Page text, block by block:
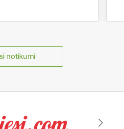
notikumi